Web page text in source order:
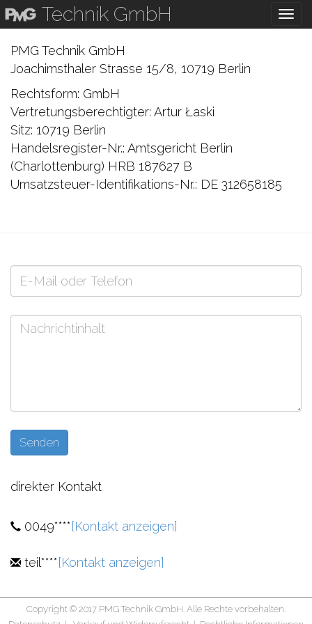
Technik GmbH
PMG Technik GmbH
Joachimsthaler Strasse 15/8, 10719 Berlin
Rechtsform: GmbH
Vertretungsberechtigter: Artur Łaski
Sitz: 10719 Berlin
Handelsregister-Nr.: Amtsgericht Berlin
(Charlottenburg) HRB 187627 B
Umsatzsteuer-Identifikations-Nr.: DE 312658185
direkter Kontakt
0049****[Kontakt anzeigen]
teil****[Kontakt anzeigen]
Copyright © 2017 PMG Technik GmbH. Alle Rechte vorbehalten.